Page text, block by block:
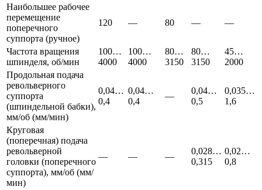
Наибольшее рабочее
перемещение
поперечного
суппорта (ручное)
120 — 80 — —
Частота вращения
шпинделя, об/мин
100…
4000
100…
4000
80…
3150
80…
3150
45…
2000
Продольная подача
револьверного
суппорта
(шпиндельной бабки),
мм/об (мм/мин)
0,04…
0,4
0,04…
0,4
—
0,04…
0,5
0,035…
1,6
Круговая
(поперечная) подача
револьверной
головки (поперечного
суппорта), мм/об (мм/
мин)
— — —
0,028…
0,315
0,02…
0,8